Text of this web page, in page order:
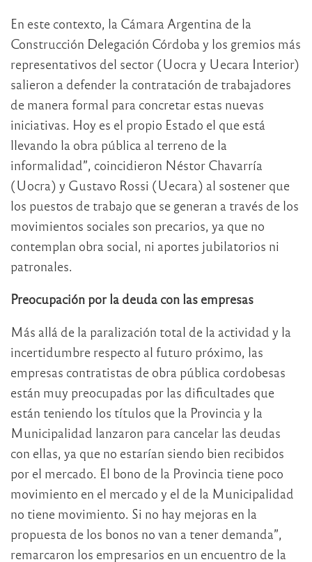
En este contexto, la Cámara Argentina de la
Construcción Delegación Córdoba y los gremios más
representativos del sector (Uocra y Uecara Interior)
salieron a defender la contratación de trabajadores
de manera formal para concretar estas nuevas
iniciativas. Hoy es el propio Estado el que está
llevando la obra pública al terreno de la
informalidad”, coincidieron Néstor Chavarría
(Uocra) y Gustavo Rossi (Uecara) al sostener que
los puestos de trabajo que se generan a través de los
movimientos sociales son precarios, ya que no
contemplan obra social, ni aportes jubilatorios ni
patronales.
Preocupación por la deuda con las empresas
Más allá de la paralización total de la actividad y la
incertidumbre respecto al futuro próximo, las
empresas contratistas de obra pública cordobesas
están muy preocupadas por las dificultades que
están teniendo los títulos que la Provincia y la
Municipalidad lanzaron para cancelar las deudas
con ellas, ya que no estarían siendo bien recibidos
por el mercado. El bono de la Provincia tiene poco
movimiento en el mercado y el de la Municipalidad
no tiene movimiento. Si no hay mejoras en la
propuesta de los bonos no van a tener demanda”,
remarcaron los empresarios en un encuentro de la